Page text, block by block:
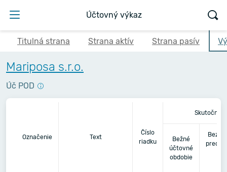
Účtovný výkaz
Titulná strana Strana aktív Strana pasív
Mariposa s.r.o.
Úč POD
Označenie Text
Číslo
riadku
Skutočnosť
Bežné
účtovné
obdobie